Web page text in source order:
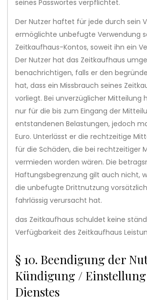
seines Passwortes verpflichtet.
Der Nutzer haftet für jede durch sein
ermöglichte unbefugte Verwendung
Zeitkaufhaus-Kontos, soweit ihn ein
Der Nutzer hat das Zeitkaufhaus
benachrichtigen, falls er den
hat, dass ein Missbrauch seines
vorliegt. Bei unverzüglicher Mitteilung
nur für die bis zum Eingang der
entstandenen Belastungen, jedoch
Euro. Unterlässt er die rechtzeitige
für die Schäden, die bei rechtzeitiger
vermieden worden wären. Die
Haftungsbegrenzung gilt auch nicht,
die unbefugte Drittnutzung
fahrlässig verursacht hat.
das Zeitkaufhaus schuldet keine
Verfügbarkeit des Zeitkaufhaus
§ 10. Beendigung der
Kündigung / Einstellung
Dienstes